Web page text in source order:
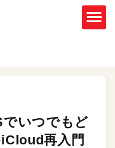
でいつでもど
再入門